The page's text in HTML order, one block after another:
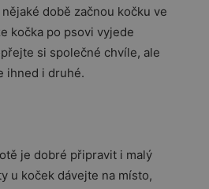
době začnou kočku ve
kočka po psovi vyjede
si společné chvíle, ale
ihned i druhé.
je dobré připravit i malý
u koček dávejte na místo,